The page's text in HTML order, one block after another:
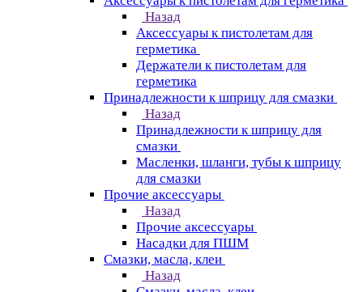
Назад
Аксессуары к пистолетам для
герметика
Держатели к пистолетам для
герметика
Принадлежности к шприцу для смазки
Назад
Принадлежности к шприцу для
смазки
Масленки, шланги, тубы к шприцу
для смазки
Прочие аксессуары
Назад
Прочие аксессуары
Насадки для ПШМ
Смазки, масла, клеи
Назад